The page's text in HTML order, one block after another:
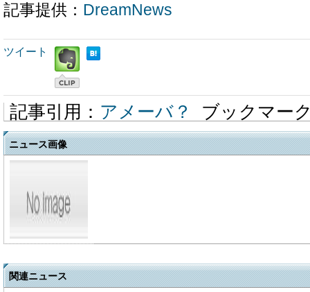
記事提供： DreamNews
ツイート
記事引用： アメーバ？ ブックマー
ニュース画像
関連ニュース